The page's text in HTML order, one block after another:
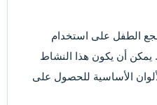
الطفل على استخدام
يمكن أن يكون هذا النشاط
الأساسية للحصول على